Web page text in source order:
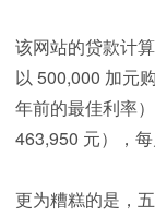
该网站的贷款计
以 500,000 加元
年前的最佳利率
463,950 元），
更为糟糕的是，